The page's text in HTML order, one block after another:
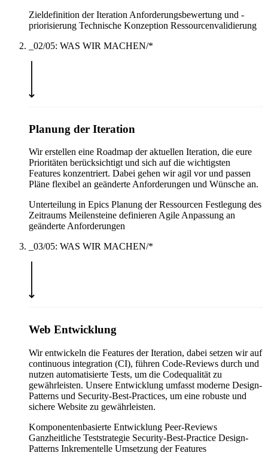
Zieldefinition der Iteration Anforderungsbewertung und -
priorisierung Technische Konzeption Ressourcenvalidierung
_02/05: WAS WIR MACHEN/*
Planung der Iteration
Wir erstellen eine Roadmap der aktuellen Iteration, die eure
Prioritäten berücksichtigt und sich auf die wichtigsten
Features konzentriert. Dabei gehen wir agil vor und passen
Pläne flexibel an geänderte Anforderungen und Wünsche an.
Unterteilung in Epics Planung der Ressourcen Festlegung des
Zeitraums Meilensteine definieren Agile Anpassung an
geänderte Anforderungen
_03/05: WAS WIR MACHEN/*
Web Entwicklung
Wir entwickeln die Features der Iteration, dabei setzen wir auf
continuous integration (CI), führen Code-Reviews durch und
nutzen automatisierte Tests, um die Codequalität zu
gewährleisten. Unsere Entwicklung umfasst moderne Design-
Patterns und Security-Best-Practices, um eine robuste und
sichere Website zu gewährleisten.
Komponentenbasierte Entwicklung Peer-Reviews
Ganzheitliche Teststrategie Security-Best-Practice Design-
Patterns Inkrementelle Umsetzung der Features